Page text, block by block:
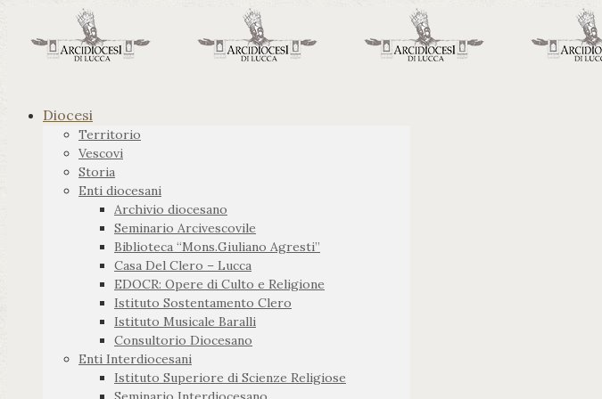
Diocesi
Territorio
Vescovi
Storia
Enti diocesani
Archivio diocesano
Seminario Arcivescovile
Biblioteca “Mons.Giuliano Agresti”
Casa Del Clero – Lucca
EDOCR: Opere di Culto e Religione
Istituto Sostentamento Clero
Istituto Musicale Baralli
Consultorio Diocesano
Enti Interdiocesani
Istituto Superiore di Scienze Religiose